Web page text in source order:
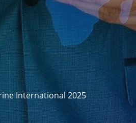
International 2025